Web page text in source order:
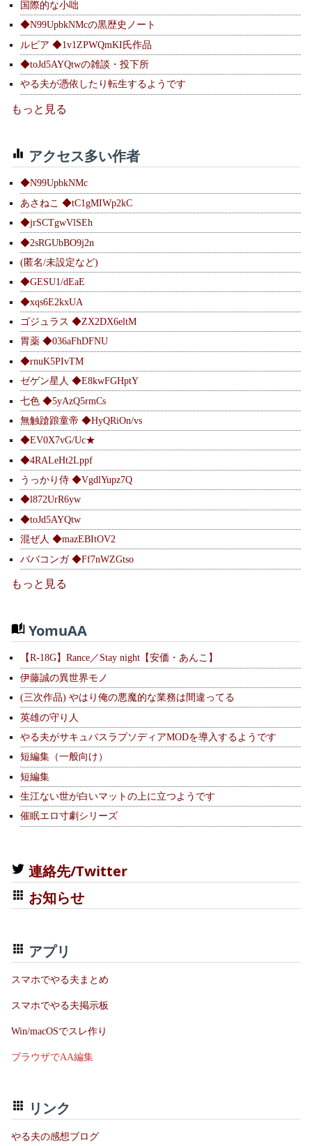
国際的な小咄
◆N99UpbkNMcの黒歴史ノート
ルピア ◆1v1ZPWQmKI氏作品
◆toJd5AYQtwの雑談・投下所
やる夫が憑依したり転生するようです
もっと見る
アクセス多い作者
◆N99UpbkNMc
あさねこ ◆tC1gMIWp2kC
◆jrSCTgwVlSEh
◆2sRGUbBO9j2n
(匿名/未設定など)
◆GESU1/dEaE
◆xqs6E2kxUA
ゴジュラス ◆ZX2DX6eltM
胃薬 ◆036aFhDFNU
◆rnuK5PIvTM
ゼゲン星人 ◆E8kwFGHptY
七色 ◆5yAzQ5rmCs
無触蹌踉童帝 ◆HyQRiOn/vs
◆EV0X7vG/Uc★
◆4RALeHt2Lppf
うっかり侍 ◆VgdlYupz7Q
◆l872UrR6yw
◆toJd5AYQtw
混ぜ人 ◆mazEBItOV2
ババコンガ ◆Ff7nWZGtso
もっと見る
YomuAA
【R-18G】Rance／Stay night【安価・あんこ】
伊藤誠の異世界モノ
(三次作品) やはり俺の悪魔的な業務は間違ってる
英雄の守り人
やる夫がサキュバスラプソディアMODを導入するようです
短編集（一般向け）
短編集
生江ない世が白いマットの上に立つようです
催眠エロ寸劇シリーズ
連絡先/Twitter
お知らせ
アプリ
スマホでやる夫まとめ
スマホでやる夫掲示板
Win/macOSでスレ作り
ブラウザでAA編集
リンク
やる夫の感想ブログ